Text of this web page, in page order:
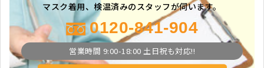
マスク着用、検温済みのスタッフが伺います。
0120-841-904
営業時間 9:00-18:00 土日祝も対応!!